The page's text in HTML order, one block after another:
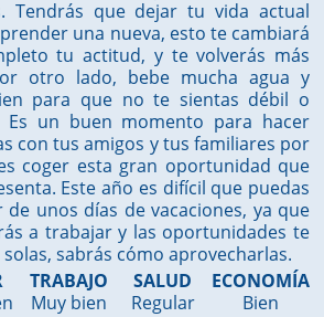
Tendrás que dejar tu vida actual
una nueva, esto te cambiará
tu actitud, y te volverás más
otro lado, bebe mucha agua y
para que no te sientas débil o
Es un buen momento para hacer
con tus amigos y tus familiares por
coger esta gran oportunidad que
Este año es difícil que puedas
de unos días de vacaciones, ya que
a trabajar y las oportunidades te
sabrás cómo aprovecharlas.
TRABAJO
Muy bien
SALUD
Regular
ECONOMÍA
Bien